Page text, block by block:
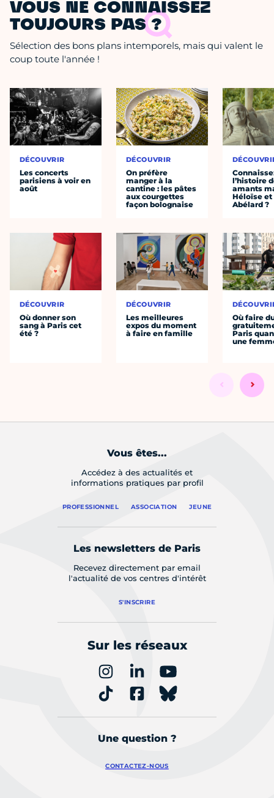
VOUS NE CONNAISSEZ
TOUJOURS PAS ?
Sélection des bons plans intemporels, mais qui valent le
coup toute l'année !
DÉCOUVRIR
Les concerts
parisiens à voir en
août
DÉCOUVRIR
Où donner son
sang à Paris cet
été ?
DÉCOUVRIR
On préfère
manger à la
cantine : les pâtes
aux courgettes
façon bolognaise
DÉCOUVRIR
Les meilleures
expos du moment
à faire en famille
l’histoire
amants
Héloïse et
Abélard ?
Où faire
Paris
une
Vous êtes...
Accédez à des actualités et
informations pratiques par profil
PROFESSIONNEL ASSOCIATION JEUNE
Les newsletters de Paris
Recevez directement par email
l'actualité de vos centres d'intérêt
S'INSCRIRE
Sur les réseaux
Une question ?
CONTACTEZ-NOUS